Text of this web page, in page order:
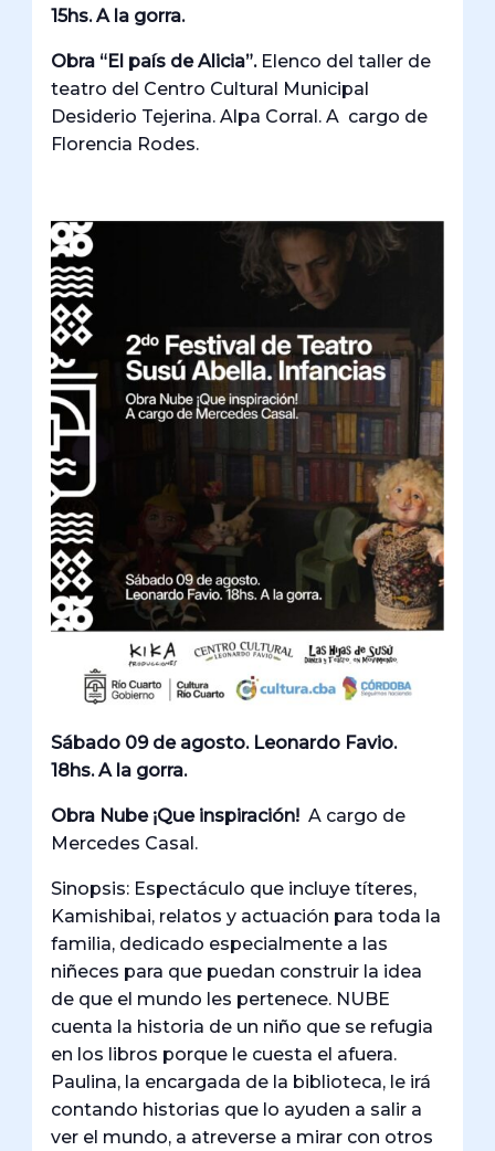
15hs. A la gorra.
Obra “El país de Alicia”. Elenco del taller de
teatro del Centro Cultural Municipal
Desiderio Tejerina. Alpa Corral. A cargo de
Florencia Rodes.
Sábado 09 de agosto. Leonardo Favio.
18hs. A la gorra.
Obra Nube ¡Que inspiración! A cargo de
Mercedes Casal.
Sinopsis: Espectáculo que incluye títeres,
Kamishibai, relatos y actuación para toda la
familia, dedicado especialmente a las
niñeces para que puedan construir la idea
de que el mundo les pertenece. NUBE
cuenta la historia de un niño que se refugia
en los libros porque le cuesta el afuera.
Paulina, la encargada de la biblioteca, le irá
contando historias que lo ayuden a salir a
ver el mundo, a atreverse a mirar con otros